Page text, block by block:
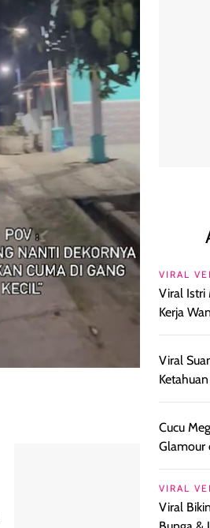
VIRAL
Viral Istri
Kerja
Viral
Cucu
Glamour
VIRAL
Viral